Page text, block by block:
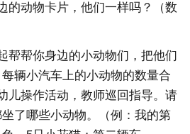
的动物卡片，他们一样吗？（数
帮帮你身边的小动物们，把他们
辆小汽车上的小动物的数量合
儿操作活动，教师巡回指导。请
了哪些小动物。（例：我的第